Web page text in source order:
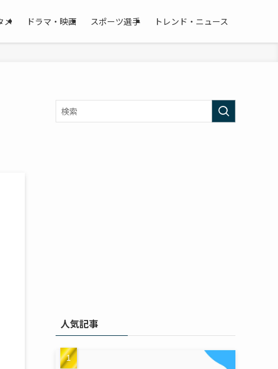
メ ドラマ・映画 スポーツ選手 トレンド・ニュース
人気記事